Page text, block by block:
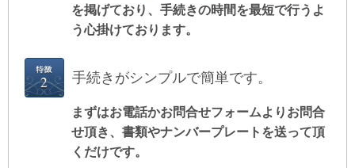
を掲げており、手続きの時間を最短で行うよ
う心掛けております。
手続きがシンプルで簡単です。
まずはお電話かお問合せフォームよりお問合
せ頂き、書類やナンバープレートを送って頂
くだけです。